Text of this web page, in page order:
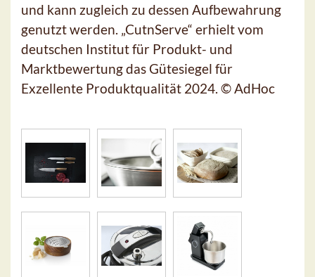
und kann zugleich zu dessen Aufbewahrung
genutzt werden. „CutnServe“ erhielt vom
deutschen Institut für Produkt- und
Marktbewertung das Gütesiegel für
Exzellente Produktqualität 2024. © AdHoc